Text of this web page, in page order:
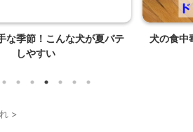
な季節！こんな犬が夏バテ
しやすい
犬の食中
>